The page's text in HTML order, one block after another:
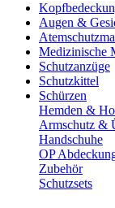
Augen &
Medizinische
Schutzanzüge
Schutzkittel
Schürzen
Hemden &
Armschutz &
Handschuhe
OP
Zubehör
Schutzsets